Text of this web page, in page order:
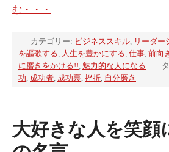
む・・・
カテゴリー: ビジネススキル リーダー
を謳歌する
人生を豊かにする 仕事 前向
に磨きをかける!! 魅力的な人になる
功 成功者 成功裏 挫折 自分磨き
大好きな人を笑顔